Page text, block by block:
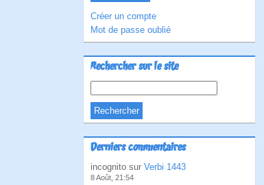
Créer un compte
Mot de passe oublié
Rechercher sur le site
Derniers commentaires
incognito sur Verbi 1443
8 Août, 21:54